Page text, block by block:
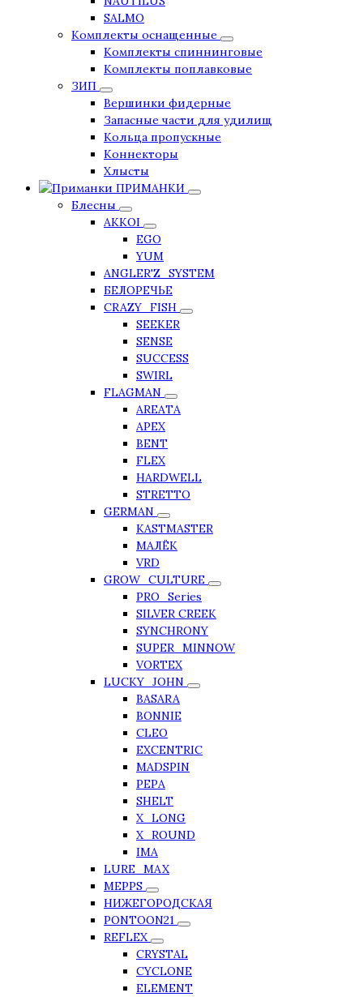
SALMO
Комплекты оснащенные
Комплекты спиннинговые
Комплекты поплавковые
ЗИП
Вершинки фидерные
Запасные части для удилищ
Кольца пропускные
Коннекторы
Хлысты
ПРИМАНКИ
Блесны
AKKOI
EGO
YUM
ANGLER'Z_SYSTEM
БЕЛОРЕЧЬЕ
CRAZY_FISH
SEEKER
SENSE
SUCCESS
SWIRL
FLAGMAN
AREATA
APEX
BENT
FLEX
HARDWELL
STRETTO
GERMAN
KASTMASTER
МАЛЁК
VRD
GROW_CULTURE
PRO_Series
SILVER CREEK
SYNCHRONY
SUPER_MINNOW
VORTEX
LUCKY_JOHN
BASARA
BONNIE
CLEO
EXCENTRIC
MADSPIN
PEPA
SHELT
X_LONG
X_ROUND
IMA
LURE_MAX
MEPPS
НИЖЕГОРОДСКАЯ
PONTOON21
REFLEX
CRYSTAL
CYCLONE
ELEMENT